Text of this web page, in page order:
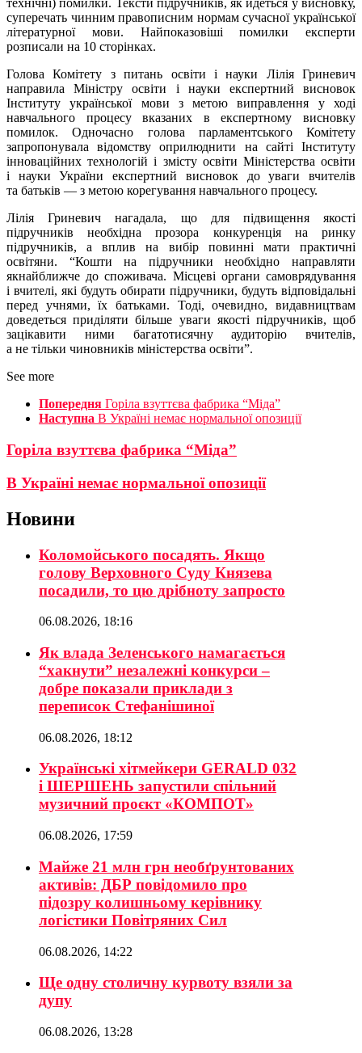
технічні) помилки. Тексти підручників, як йдеться у висновку,
суперечать чинним правописним нормам сучасної української
літературної мови. Найпоказовіші помилки експерти
розписали на 10 сторінках.
Голова Комітету з питань освіти і науки Лілія Гриневич
направила Міністру освіти і науки експертний висновок
Інституту української мови з метою виправлення у ході
навчального процесу вказаних в експертному висновку
помилок. Одночасно голова парламентського Комітету
запропонувала відомству оприлюднити на сайті Інституту
інноваційних технологій і змісту освіти Міністерства освіти
і науки України експертний висновок до уваги вчителів
та батьків — з метою корегування навчального процесу.
Лілія Гриневич нагадала, що для підвищення якості
підручників необхідна прозора конкуренція на ринку
підручників, а вплив на вибір повинні мати практичні
освітяни. “Кошти на підручники необхідно направляти
якнайближче до споживача. Місцеві органи самоврядування
і вчителі, які будуть обирати підручники, будуть відповідальні
перед учнями, їх батьками. Тоді, очевидно, видавництвам
доведеться приділяти більше уваги якості підручників, щоб
зацікавити ними багатотисячну аудиторію вчителів,
а не тільки чиновників міністерства освіти”.
See more
Попередня Горіла взуттєва фабрика “Міда”
Наступна В Україні немає нормальної опозиції
Горіла взуттєва фабрика “Міда”
В Україні немає нормальної опозиції
Новини
Коломойського посадять. Якщо
голову Верховного Суду Князева
посадили, то цю дрібноту запросто
06.08.2026, 18:16
Як влада Зеленського намагається
“хакнути” незалежні конкурси –
добре показали приклади з
переписок Стефанішиної
06.08.2026, 18:12
Українські хітмейкери GERALD 032
і ШЕРШЕНЬ запустили спільний
музичний проєкт «КОМПОТ»
06.08.2026, 17:59
Майже 21 млн грн необґрунтованих
активів: ДБР повідомило про
підозру колишньому керівнику
логістики Повітряних Сил
06.08.2026, 14:22
Ще одну столичну курвоту взяли за
дупу
06.08.2026, 13:28